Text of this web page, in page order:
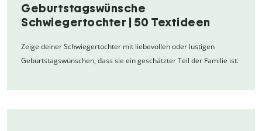
Geburtstagswünsche
Schwiegertochter | 50 Textideen
Zeige deiner Schwiegertochter mit liebevollen oder lustigen
Geburtstagswünschen, dass sie ein geschätzter Teil der Familie ist.